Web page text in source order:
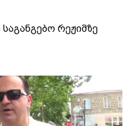
რეჟიმზე